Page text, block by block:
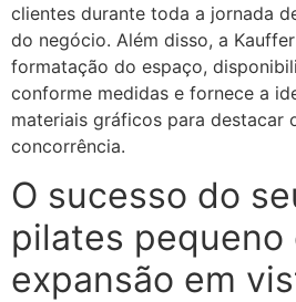
clientes durante toda a jornada
do negócio. Além disso, a
formatação do espaço,
conforme medidas e fornece a
materiais gráficos para destacar
concorrência.
O sucesso do
pilates pequeno
expansão em